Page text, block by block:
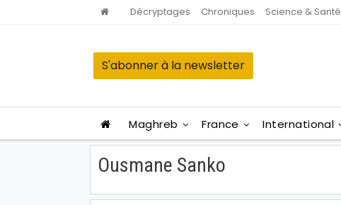
Décryptages Chroniques Science & Santé
S'abonner à la newsletter
Maghreb France International
Ousmane Sanko